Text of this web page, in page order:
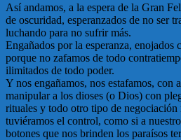
Así andamos, a la espera de la Gran
de oscuridad, esperanzados de no ser
luchando para no sufrir más.
Engañados por la esperanza, enojados
porque no zafamos de todo
ilimitados de todo poder.
Y nos engañamos, nos estafamos, con
manipular a los dioses (o Dios) con
rituales y todo otro tipo de negociación
tuviéramos el control, como si a
botones que nos brinden los paraísos